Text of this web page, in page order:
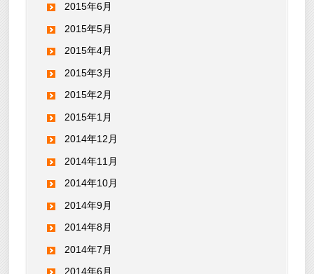
2015年6月
2015年5月
2015年4月
2015年3月
2015年2月
2015年1月
2014年12月
2014年11月
2014年10月
2014年9月
2014年8月
2014年7月
2014年6月